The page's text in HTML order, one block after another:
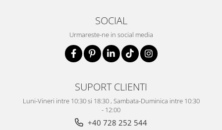
SOCIAL
Urmareste-ne in social media
SUPORT CLIENTI
Luni-Vineri intre 10:30 si 18:30 , Sambata-Duminica intre 10:30
- 12:00
+40 728 252 544